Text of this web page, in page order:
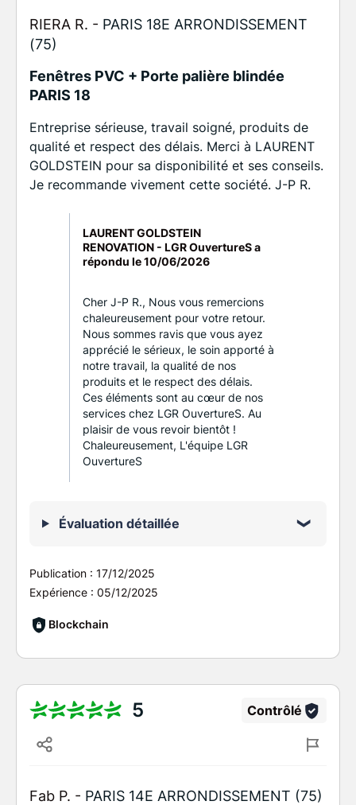
RIERA R. - PARIS 18E ARRONDISSEMENT
(75)
Fenêtres PVC + Porte palière blindée
PARIS 18
Entreprise sérieuse, travail soigné, produits de
qualité et respect des délais. Merci à LAURENT
GOLDSTEIN pour sa disponibilité et ses conseils.
Je recommande vivement cette société. J-P R.
LAURENT GOLDSTEIN
RENOVATION - LGR OuvertureS a
répondu le10/06/2026
Cher J-P R., Nous vous remercions
chaleureusement pour votre retour.
Nous sommes ravis que vous ayez
apprécié le sérieux, le soin apporté à
notre travail, la qualité de nos
produits et le respect des délais.
Ces éléments sont au cœur de nos
services chez LGR OuvertureS. Au
plaisir de vous revoir bientôt !
Chaleureusement, L'équipe LGR
OuvertureS
Évaluation détaillée
Publication : 17/12/2025
Expérience : 05/12/2025
Blockchain
5 Contrôlé
Fab P. - PARIS 14E ARRONDISSEMENT (75)